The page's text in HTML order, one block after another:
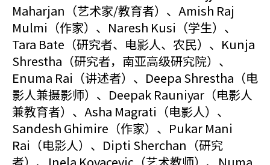
Maharjan（艺术家/教育者）、Amish Raj
Mulmi（作家）、Naresh Kusi（学生）、
Tara Bate（研究者、电影人、农民）、Kunja
Shrestha（研究者，南亚高级研究院）、
Enuma Rai（讲述者）、Deepa Shrestha（电
影人兼摄影师）、Deepak Rauniyar（电影人
兼教育者）、Asha Magrati（电影人）、
Sandesh Ghimire（作家）、Pukar Mani
Rai（电影人）、Dipti Sherchan（研究